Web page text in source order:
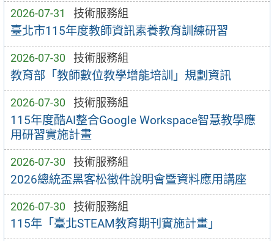
2026-07-31 技術服務組
臺北市115年度教師資訊素養教育訓練研習
2026-07-30 技術服務組
教育部「教師數位教學增能培訓」規劃資訊
2026-07-30 技術服務組
115年度酷AI整合Google Workspace智慧教學應
用研習實施計畫
2026-07-30 技術服務組
2026總統盃黑客松徵件說明會暨資料應用講座
2026-07-30 技術服務組
115年「臺北STEAM教育期刊實施計畫」